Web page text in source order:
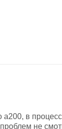
a200, в
не